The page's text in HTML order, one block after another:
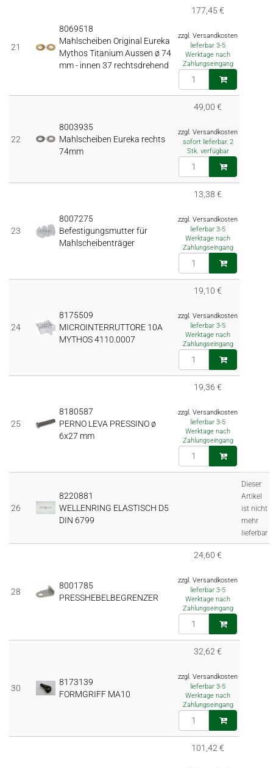
21
8069518
Mahlscheiben Original Eureka
Mythos Titanium Aussen ø 74
mm - innen 37 rechtsdrehend
177,45 €
zzgl. Versandkosten
lieferbar 3-5
Werktage nach
Zahlungseingang
22
8003935
Mahlscheiben Eureka rechts
74mm
49,00 €
zzgl. Versandkosten
sofort lieferbar, 2
Stk. verfügbar
23
8007275
Befestigungsmutter für
Mahlscheibenträger
13,38 €
zzgl. Versandkosten
lieferbar 3-5
Werktage nach
Zahlungseingang
24
8175509
MICROINTERRUTTORE 10A
MYTHOS 4110.0007
19,10 €
zzgl. Versandkosten
lieferbar 3-5
Werktage nach
Zahlungseingang
25
8180587
PERNO LEVA PRESSINO ø
6x27 mm
19,36 €
zzgl. Versandkosten
lieferbar 3-5
Werktage nach
Zahlungseingang
26
8220881
WELLENRING ELASTISCH D5
DIN 6799
Dieser
Artikel
ist nicht
mehr
lieferbar
28
8001785
PRESSHEBELBEGRENZER
24,60 €
zzgl. Versandkosten
lieferbar 3-5
Werktage nach
Zahlungseingang
30
8173139
FORMGRIFF MA10
32,62 €
zzgl. Versandkosten
lieferbar 3-5
Werktage nach
Zahlungseingang
101,42 €